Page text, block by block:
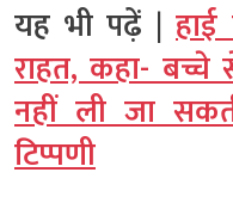
यह भी पढ़ें | हाई
राहत, कहा-
नहीं ली जा
टिप्पणी